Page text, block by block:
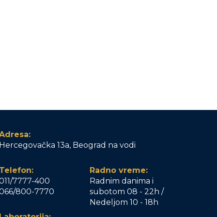
13a, Beograd na vodi
7777-400
800-7770
Radno vreme:
Radnim danima i
subotom 08 - 22h /
Nedeljom 10 - 18h